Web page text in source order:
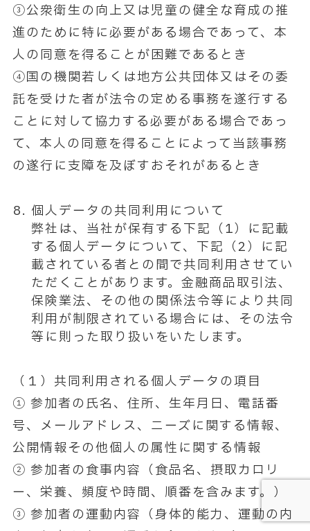
③公衆衛生の向上又は児童の健全な育成の推
進のために特に必要がある場合であって、本
人の同意を得ることが困難であるとき
④国の機関若しくは地方公共団体又はその委
託を受けた者が法令の定める事務を遂行する
ことに対して協力する必要がある場合であっ
て、本人の同意を得ることによって当該事務
の遂行に支障を及ぼすおそれがあるとき
個人データの共同利用について
弊社は、当社が保有する下記（1）に記載
する個人データについて、下記（2）に記
載されている者との間で共同利用させてい
ただくことがあります。金融商品取引法、
保険業法、その他の関係法令等により共同
利用が制限されている場合には、その法令
等に則った取り扱いをいたします。
（１）共同利用される個人データの項目
① 参加者の氏名、住所、生年月日、電話番
号、メールアドレス、ニーズに関する情報、
公開情報その他個人の属性に関する情報
② 参加者の食事内容（食品名、摂取カロリ
ー、栄養、頻度や時間、順番を含みます。）
③ 参加者の運動内容（身体的能力、運動の内